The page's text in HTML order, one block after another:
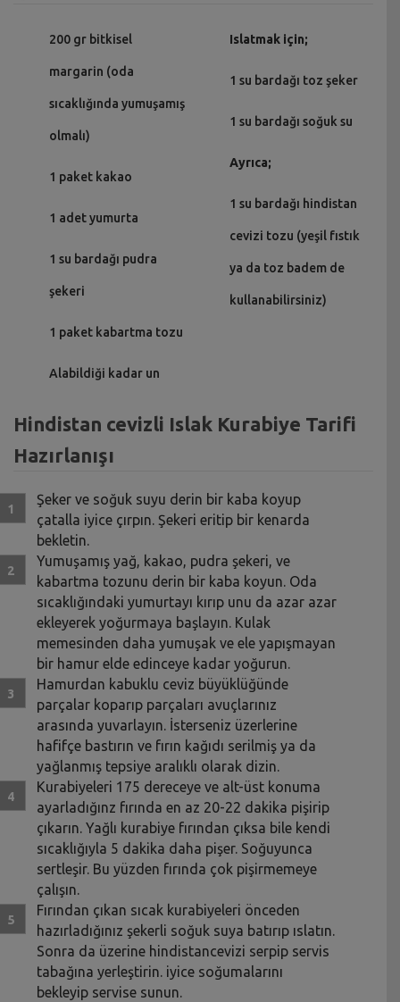
200 gr bitkisel
margarin (oda
sıcaklığında yumuşamış
olmalı)
1 paket kakao
1 adet yumurta
1 su bardağı pudra
şekeri
1 paket kabartma tozu
Alabildiği kadar un
Islatmak için;
1 su bardağı toz şeker
1 su bardağı soğuk su
Ayrıca;
1 su bardağı hindistan
cevizi tozu (yeşil fıstık
ya da toz badem de
kullanabilirsiniz)
Hindistan cevizli Islak Kurabiye Tarifi
Hazırlanışı
Şeker ve soğuk suyu derin bir kaba koyup
çatalla iyice çırpın. Şekeri eritip bir kenarda
bekletin.
Yumuşamış yağ, kakao, pudra şekeri, ve
kabartma tozunu derin bir kaba koyun. Oda
sıcaklığındaki yumurtayı kırıp unu da azar azar
ekleyerek yoğurmaya başlayın. Kulak
memesinden daha yumuşak ve ele yapışmayan
bir hamur elde edinceye kadar yoğurun.
Hamurdan kabuklu ceviz büyüklüğünde
parçalar koparıp parçaları avuçlarınız
arasında yuvarlayın. İsterseniz üzerlerine
hafifçe bastırın ve fırın kağıdı serilmiş ya da
yağlanmış tepsiye aralıklı olarak dizin.
Kurabiyeleri 175 dereceye ve alt-üst konuma
ayarladığınz fırında en az 20-22 dakika pişirip
çıkarın. Yağlı kurabiye fırından çıksa bile kendi
sıcaklığıyla 5 dakika daha pişer. Soğuyunca
sertleşir. Bu yüzden fırında çok pişirmemeye
çalışın.
Fırından çıkan sıcak kurabiyeleri önceden
hazırladığınız şekerli soğuk suya batırıp ıslatın.
Sonra da üzerine hindistancevizi serpip servis
tabağına yerleştirin. iyice soğumalarını
bekleyip servise sunun.